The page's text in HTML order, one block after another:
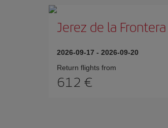
Jerez de la Frontera
2026-09-17 - 2026-09-20
Return flights from
612